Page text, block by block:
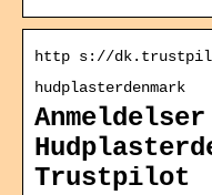
http s://
hudplasterdenmark
Trustpilot